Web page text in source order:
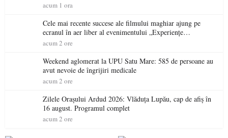
acum 1 ora
Cele mai recente succese ale filmului maghiar ajung pe
ecranul în aer liber al evenimentului „Experiențe
cinematografice Partium”
acum 2 ore
Weekend aglomerat la UPU Satu Mare: 585 de persoane au
avut nevoie de îngrijiri medicale
acum 2 ore
Zilele Orașului Ardud 2026: Vlăduța Lupău, cap de afiș în
16 august. Programul complet
acum 2 ore